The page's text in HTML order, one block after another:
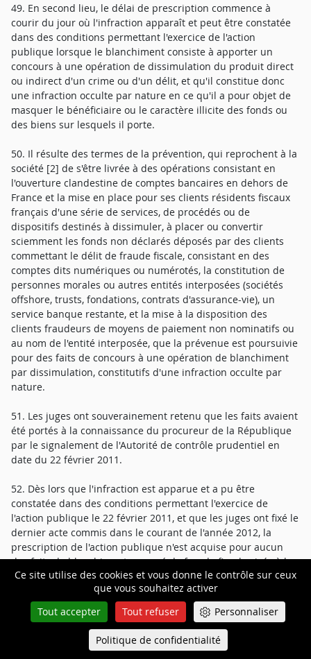
Ce site utilise des cookies et vous donne le contrôle sur ceux
que vous souhaitez activer
Tout accepter
Tout refuser Personnaliser
Politique de confidentialité
49. En second lieu, le délai de prescription commence à
courir du jour où l'infraction apparaît et peut être constatée
dans des conditions permettant l'exercice de l'action
publique lorsque le blanchiment consiste à apporter un
concours à une opération de dissimulation du produit direct
ou indirect d'un crime ou d'un délit, et qu'il constitue donc
une infraction occulte par nature en ce qu'il a pour objet de
masquer le bénéficiaire ou le caractère illicite des fonds ou
des biens sur lesquels il porte.
50. Il résulte des termes de la prévention, qui reprochent à la
société [2] de s'être livrée à des opérations consistant en
l'ouverture clandestine de comptes bancaires en dehors de
France et la mise en place pour ses clients résidents fiscaux
français d'une série de services, de procédés ou de
dispositifs destinés à dissimuler, à placer ou convertir
sciemment les fonds non déclarés déposés par des clients
commettant le délit de fraude fiscale, consistant en des
comptes dits numériques ou numérotés, la constitution de
personnes morales ou autres entités interposées (sociétés
offshore, trusts, fondations, contrats d'assurance-vie), un
service banque restante, et la mise à la disposition des
clients fraudeurs de moyens de paiement non nominatifs ou
au nom de l'entité interposée, que la prévenue est poursuivie
pour des faits de concours à une opération de blanchiment
par dissimulation, constitutifs d'une infraction occulte par
nature.
51. Les juges ont souverainement retenu que les faits avaient
été portés à la connaissance du procureur de la République
par le signalement de l'Autorité de contrôle prudentiel en
date du 22 février 2011.
52. Dès lors que l'infraction est apparue et a pu être
constatée dans des conditions permettant l'exercice de
l'action publique le 22 février 2011, et que les juges ont fixé le
dernier acte commis dans le courant de l'année 2012, la
prescription de l'action publique n'est acquise pour aucun
des faits de blanchiment aggravé de fraude fiscale visés à la
prévention.
53. Ainsi, le moyen doit être écarté.
Queue-Fair